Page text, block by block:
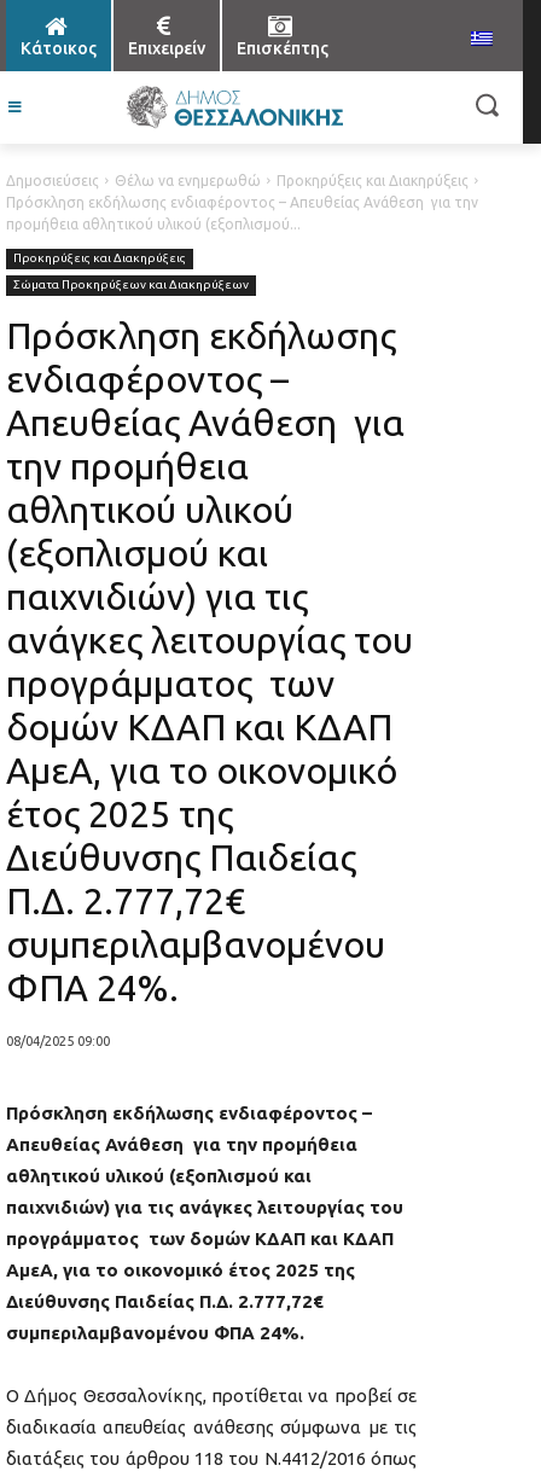
Κάτοικος Επιχειρείν Επισκέπτης
Δημοσιεύσεις Θέλω να ενημερωθώ
Προκηρύξεις και Διακηρύξεις
Πρόσκληση εκδήλωσης ενδιαφέροντος – Απευθείας Ανάθεση για την
προμήθεια αθλητικού υλικού (εξοπλισμού...
Προκηρύξεις και Διακηρύξεις
Σώματα Προκηρύξεων και Διακηρύξεων
Πρόσκληση εκδήλωσης
ενδιαφέροντος –
Απευθείας Ανάθεση για
την προμήθεια
αθλητικού υλικού
(εξοπλισμού και
παιχνιδιών) για τις
ανάγκες λειτουργίας του
προγράμματος των
δομών ΚΔΑΠ και ΚΔΑΠ
ΑμεΑ, για το οικονομικό
έτος 2025 της
Διεύθυνσης Παιδείας
Π.Δ. 2.777,72€
συμπεριλαμβανομένου
ΦΠΑ 24%.
08/04/2025 09:00
Πρόσκληση εκδήλωσης ενδιαφέροντος –
Απευθείας Ανάθεση για την προμήθεια
αθλητικού υλικού (εξοπλισμού και
παιχνιδιών) για τις ανάγκες λειτουργίας του
προγράμματος των δομών ΚΔΑΠ και ΚΔΑΠ
ΑμεΑ, για το οικονομικό έτος 2025 της
Διεύθυνσης Παιδείας Π.Δ. 2.777,72€
συμπεριλαμβανομένου ΦΠΑ 24%.
Ο Δήμος Θεσσαλονίκης, προτίθεται να προβεί σε
διαδικασία απευθείας ανάθεσης σύμφωνα με τις
διατάξεις του άρθρου 118 του Ν.4412/2016 όπως